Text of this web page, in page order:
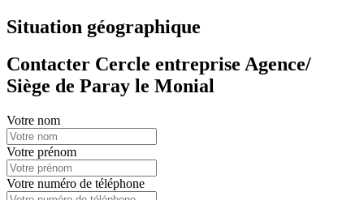
Situation géographique
Contacter Cercle entreprise Agence/
Siège de Paray le Monial
Votre nom
Votre prénom
Votre numéro de téléphone